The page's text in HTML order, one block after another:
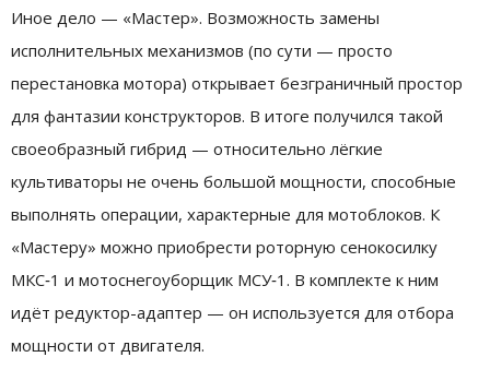
Иное дело — «Мастер». Возможность замены
исполнительных механизмов (по сути — просто
перестановка мотора) открывает безграничный простор
для фантазии конструкторов. В итоге получился такой
своеобразный гибрид — относительно лёгкие
культиваторы не очень большой мощности, способные
выполнять операции, характерные для мотоблоков. К
«Мастеру» можно приобрести роторную сенокосилку
МКС‑1 и мотоснегоуборщик МСУ‑1. В комплекте к ним
идёт редуктор-адаптер — он используется для отбора
мощности от двигателя.